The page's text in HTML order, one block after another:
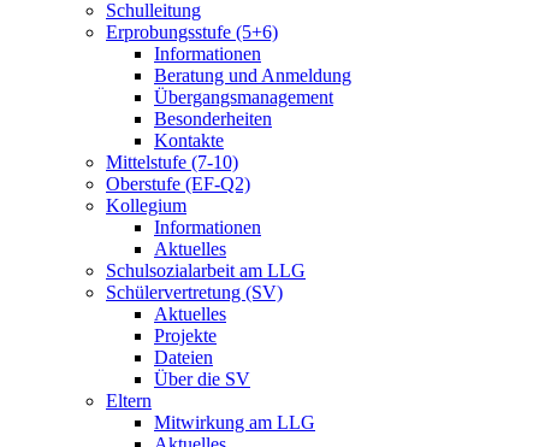
Schulleitung
Erprobungsstufe (5+6)
Informationen
Beratung und Anmeldung
Übergangsmanagement
Besonderheiten
Kontakte
Mittelstufe (7-10)
Oberstufe (EF-Q2)
Kollegium
Informationen
Aktuelles
Schulsozialarbeit am LLG
Schülervertretung (SV)
Aktuelles
Projekte
Dateien
Über die SV
Eltern
Mitwirkung am LLG